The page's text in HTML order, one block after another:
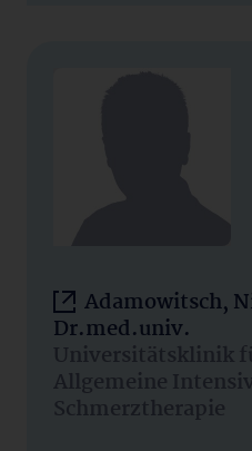
Adamowitsch,
Dr.med.univ.
Universitätsklinik
Allgemeine
Schmerztherapie